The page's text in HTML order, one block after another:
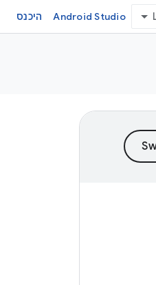
Android Studio היכנס